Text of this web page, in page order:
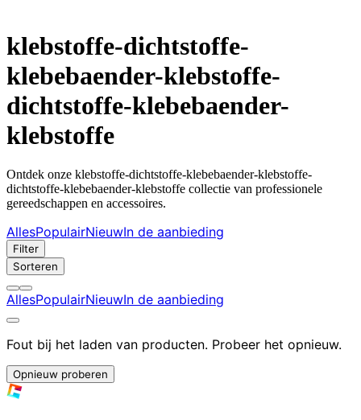
klebstoffe-dichtstoffe-
klebebaender-klebstoffe-
dichtstoffe-klebebaender-
klebstoffe
Ontdek onze klebstoffe-dichtstoffe-klebebaender-klebstoffe-
dichtstoffe-klebebaender-klebstoffe collectie van professionele
gereedschappen en accessoires.
AllesPopulairNieuwIn de aanbieding
Filter
Sorteren
AllesPopulairNieuwIn de aanbieding
Fout bij het laden van producten. Probeer het opnieuw.
Opnieuw proberen